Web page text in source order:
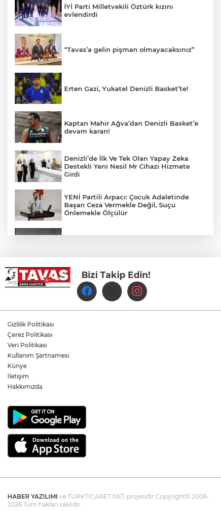
İYİ Parti Milletvekili Öztürk kızını
evlendirdi
“Tavas’a gelin pişman olmayacaksınız”
Erten Gazi, Yukatel Denizli Basket’te!
Kaptan Mahir Ağva’dan Denizli Basket’e
devam kararı!
Denizli’de İlk Ve Tek Olan Yapay Zeka
Destekli Yeni Nesil Mr Cihazı Hizmete
Girdi
YENİ Partili Arpacı: Çocuk Adaletinde
Başarı Ceza Vermekle Değil, Suçu
Önlemekle Ölçülür
Tohum Denizli’den, hasat Afyon’dan!
Yukatel Denizli Basket’in Süper Lig
Bizi Takip Edin!
Gizlilik Politikası
Çerez Politikası
Veri Politikası
Kullanım Şartnamesi
Künye
İletişim
Hakkımızda
HABER YAZILIMI ve TURKTICARET.NET projesidir Copyright© 2006-
2026 Tüm hakları saklıdır.